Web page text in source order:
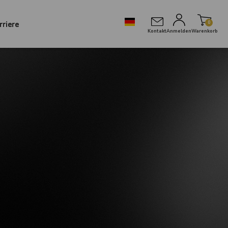
KontaktAnmelden
0
Warenkorb